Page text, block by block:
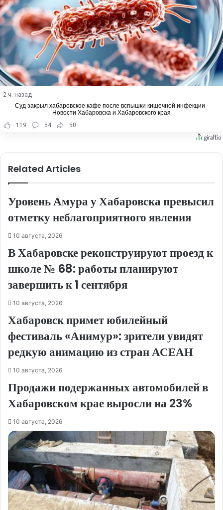
2 ч. назад
Суд закрыл хабаровское кафе после вспышки кишечной инфекции -
Новости Хабаровска и Хабаровского края
119
54 50
Related Articles
Уровень Амура у Хабаровска превысил
отметку неблагоприятного явления
10 августа, 2026
В Хабаровске реконструируют проезд к
школе № 68: работы планируют
завершить к 1 сентября
10 августа, 2026
Хабаровск примет юбилейный
фестиваль «Анимур»: зрители увидят
редкую анимацию из стран АСЕАН
10 августа, 2026
Продажи подержанных автомобилей в
Хабаровском крае выросли на 23%
10 августа, 2026